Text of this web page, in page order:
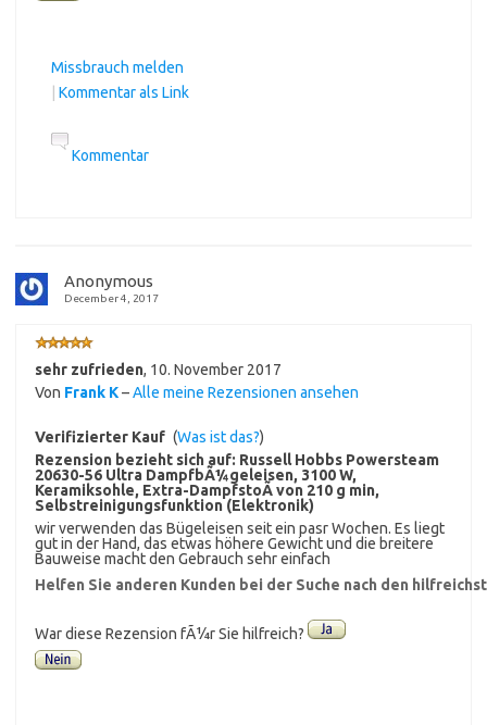
Missbrauch melden
Kommentar als Link
Kommentar
Anonymous
December 4, 2017
sehr zufrieden, 10. November 2017
Von Frank K–Alle meine Rezensionen ansehen
Verifizierter Kauf (Was ist das?)
Rezension bezieht sich auf: Russell Hobbs Powersteam
20630-56 Ultra DampfbÃ¼geleisen, 3100 W,
Keramiksohle, Extra-DampfstoÃ von 210 g min,
Selbstreinigungsfunktion (Elektronik)
wir verwenden das Bügeleisen seit ein pasr Wochen. Es liegt
gut in der Hand, das etwas höhere Gewicht und die breitere
Bauweise macht den Gebrauch sehr einfach
Helfen Sie anderen Kunden bei der Suche nach den
War diese Rezension fÃ¼r Sie hilfreich?